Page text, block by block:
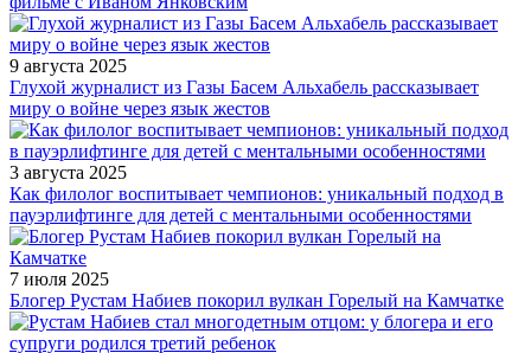
9 августа 2025
Глухой журналист из Газы Басем Альхабель рассказывает
миру о войне через язык жестов
3 августа 2025
Как филолог воспитывает чемпионов: уникальный подход в
пауэрлифтинге для детей с ментальными особенностями
7 июля 2025
Блогер Рустам Набиев покорил вулкан Горелый на Камчатке